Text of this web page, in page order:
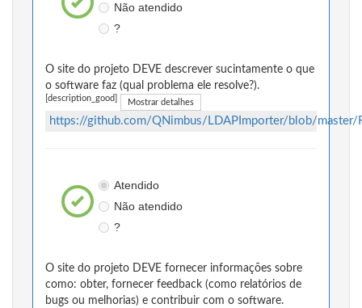
Não atendido
?
O site do projeto DEVE descrever sucintamente o que
o software faz (qual problema ele resolve?).
[description_good] Mostrar detalhes
https://github.com/QNimbus/LDAPImporter/blob/master/
Atendido
Não atendido
?
O site do projeto DEVE fornecer informações sobre
como: obter, fornecer feedback (como relatórios de
bugs ou melhorias) e contribuir com o software.